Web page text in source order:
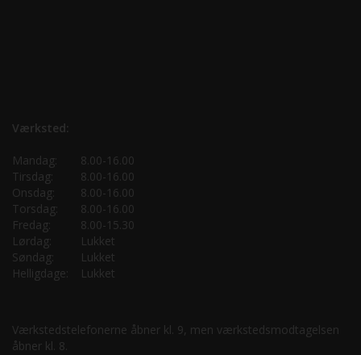
Værksted:
Mandag:
8.00-16.00
Tirsdag:
8.00-16.00
Onsdag:
8.00-16.00
Torsdag:
8.00-16.00
Fredag:
8.00-15.30
Lørdag:
Lukket
Søndag:
Lukket
Helligdage:
Lukket
Værkstedstelefonerne åbner kl. 9, men værkstedsmodtagelsen
åbner kl. 8.